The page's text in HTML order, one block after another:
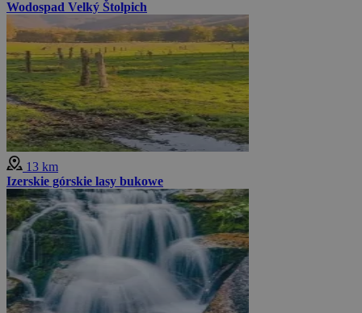
Wodospad Velký Štolpich
13 km
Izerskie górskie lasy bukowe